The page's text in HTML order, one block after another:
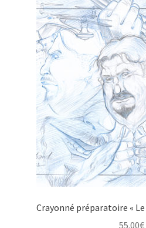
Crayonné préparatoire «
55.00€